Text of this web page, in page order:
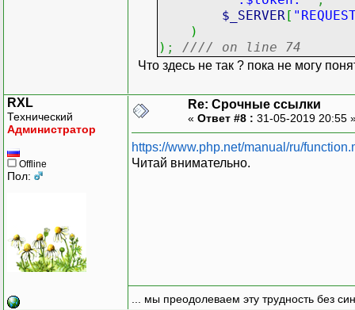
$_SERVER [
)
) ; //// on line 74
Что здесь не так ? пока не могу
RXL
Технический
Администратор
Offline
Пол:
Re: Срочные ссылки
« Ответ #8 : 31-05-2019 20:55
https://www.php.net/manual/ru/
Читай внимательно.
... мы преодолеваем эту трудность без